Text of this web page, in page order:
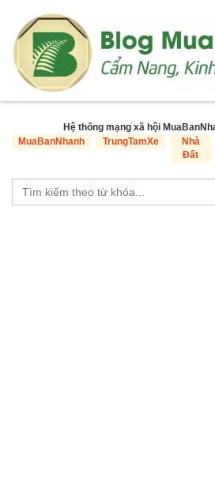
Hệ thống mạng xã hội
MuaBanNhanh
TrungTamXe
Nhà
Đất